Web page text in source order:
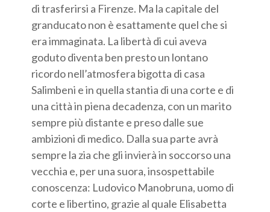
di trasferirsi a Firenze. Ma la capitale del
granducato non è esattamente quel che si
era immaginata. La libertà di cui aveva
goduto diventa ben presto un lontano
ricordo nell’atmosfera bigotta di casa
Salimbeni e in quella stantia di una corte e di
una città in piena decadenza, con un marito
sempre più distante e preso dalle sue
ambizioni di medico. Dalla sua parte avrà
sempre la zia che gli invierà in soccorso una
vecchia e, per una suora, insospettabile
conoscenza: Ludovico Manobruna, uomo di
corte e libertino, grazie al quale Elisabetta